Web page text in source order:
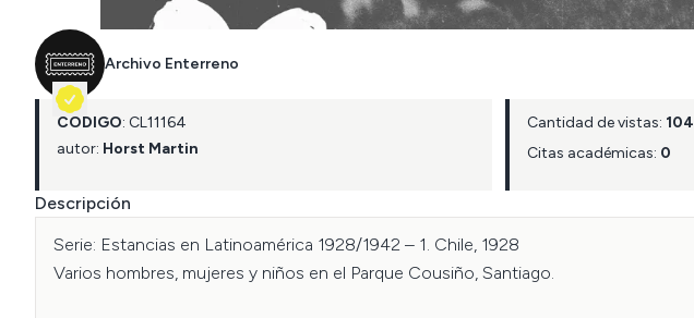
Archivo Enterreno
CÓDIGO: CL11164
autor: Horst Martin
Cantidad de vistas: 104
Citas académicas: 0
Descripción
Serie: Estancias en Latinoamérica 1928/1942 – 1. Chile, 1928
Varios hombres, mujeres y niños en el Parque Cousiño, Santiago.